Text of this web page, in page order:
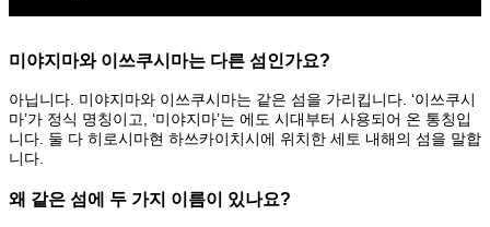
미야지마와 이쓰쿠시마는 다른 섬인가요?
아닙니다. 미야지마와 이쓰쿠시마는 같은 섬을 가리킵니다. ‘이쓰쿠시
마’가 정식 명칭이고, ‘미야지마’는 에도 시대부터 사용되어 온 통칭입
니다. 둘 다 히로시마현 하쓰카이치시에 위치한 세토 내해의 섬을 말합
니다.
왜 같은 섬에 두 가지 이름이 있나요?